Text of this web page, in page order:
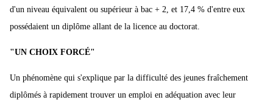
d'un niveau équivalent ou supérieur à bac + 2, et 17,4 % d'entre eux
possédaient un diplôme allant de la licence au doctorat.
"UN CHOIX FORCÉ"
Un phénomène qui s'explique par la difficulté des jeunes fraîchement
diplômés à rapidement trouver un emploi en adéquation avec leur